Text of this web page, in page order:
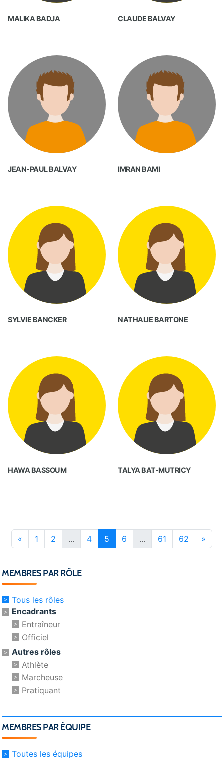
MALIKA BADJA CLAUDE BALVAY
JEAN-PAUL BALVAY IMRAN BAMI
SYLVIE BANCKER NATHALIE BARTONE
HAWA BASSOUM TALYA BAT-MUTRICY
« 1 2 ... 4 5 6 ... 61 62 »
MEMBRES PAR RÔLE
Tous les rôles
Encadrants
Entraîneur
Officiel
Autres rôles
Athlète
Marcheuse
Pratiquant
MEMBRES PAR ÉQUIPE
Toutes les équipes